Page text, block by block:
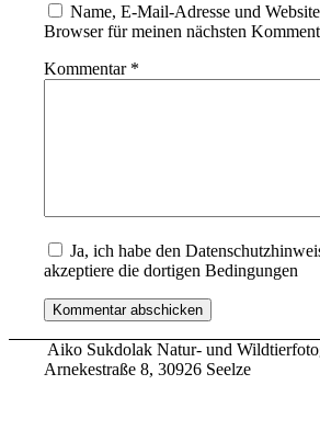
Name, E-Mail-Adresse und
Browser für meinen nächsten
Kommentar *
Ja, ich habe den
akzeptiere die dortigen Bedingungen
Aiko Sukdolak Natur- und
Arnekestraße 8, 30926 Seelze